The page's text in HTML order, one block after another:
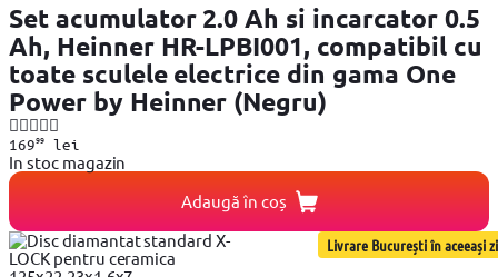
Set acumulator 2.0 Ah si incarcator 0.5
Ah, Heinner HR-LPBI001, compatibil cu
toate sculele electrice din gama One
Power by Heinner (Negru)
16999lei
In stoc magazin
Adaugă în coș
Livrare București în aceeași zi